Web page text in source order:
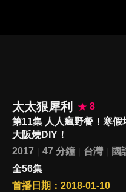
太太狠犀利
8
第11集 人人瘋野餐！寒
大阪燒DIY！
2017
47 分鐘 台灣 國
全56集
首播日期：2018-01-10